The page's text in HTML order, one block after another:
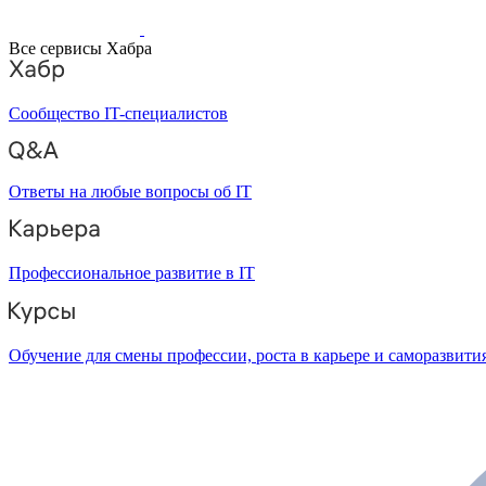
Все сервисы Хабра
Сообщество IT-специалистов
Ответы на любые вопросы об IT
Профессиональное развитие в IT
Обучение для смены профессии, роста в карьере и